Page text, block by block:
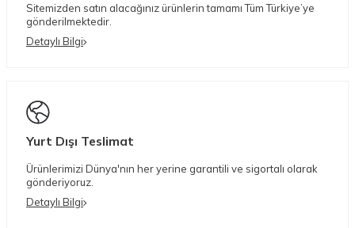
Sitemizden satın alacağınız ürünlerin tamamı Tüm Türkiye’ye
gönderilmektedir.
Detaylı Bilgi
Yurt Dışı Teslimat
Ürünlerimizi Dünya'nın her yerine garantili ve sigortalı olarak
gönderiyoruz.
Detaylı Bilgi